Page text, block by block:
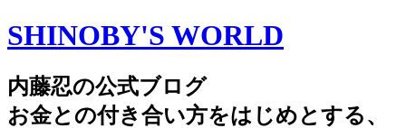
SHINOBY'S WORLD
内藤忍の公式ブログ
お金との付き合い方をはじめとする、